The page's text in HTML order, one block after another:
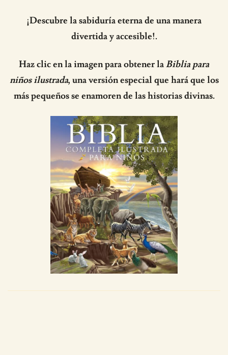
¡Descubre la sabiduría eterna de una manera
divertida y accesible!.
Haz clic en la imagen para obtener laBiblia para
niños ilustrada, una versión especial que hará que los
más pequeños se enamoren de las historias divinas.